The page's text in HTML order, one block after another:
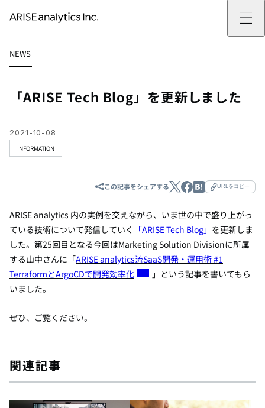
ARISE analyticsとはトップ
ミッション・バリュー
働きがいのある会社づくり
サービス
提供サービストップ
カスタマーサポート改革
ドローン・ビジネス活用
生成AI活用支援
実績
データドリブン改革の推進支援
新規事業の立ち上げ支援
企業情報
企業情報トップ
サステナビリティ
お問い合わせ
ニュース
プレスリリース
イベント
TECH BLOG
PAPER
採用トップ
新卒採用
働く環境
数字で見るARISE analytics
NEWS
「ARISE Tech Blog」を更新しました
INFORMATION
2021-10-08
この記事をシェアする URLをコピー
ARISE analytics 内の実例を交えながら、いま世の中で盛り上がっ
ている技術について発信していく
「ARISE Tech Blog」 を更新しま
した。第25回目となる今回はMarketing Solution Divisionに所属
する山中さんに「ARISE analytics流SaaS開発・運用術 #1
TerraformとArgoCDで開発効率化
」 という記事を書いてもら
いました。
ぜひ、ご覧ください。
関連記事